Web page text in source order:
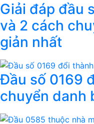
Giải đáp đầu
và 2 cách
giản nhất
Đầu số 0169
chuyển danh